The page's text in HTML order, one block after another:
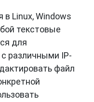
Linux, Windows
текстовые
для
различными IP-
файл